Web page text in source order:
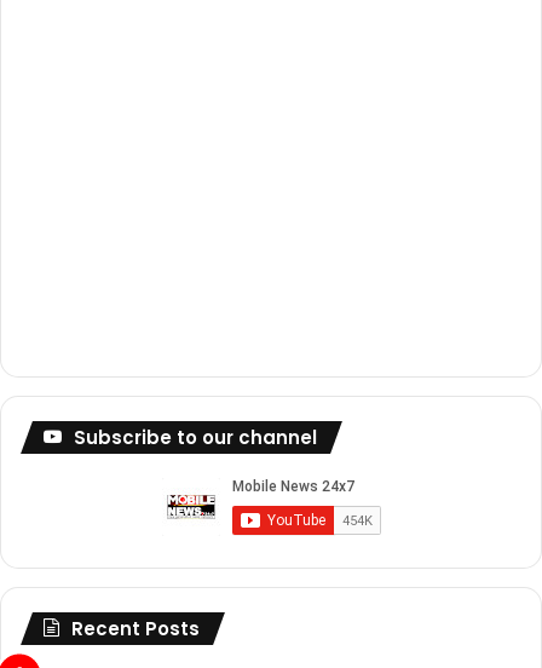
Subscribe to our channel
Recent Posts